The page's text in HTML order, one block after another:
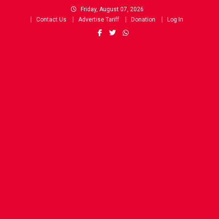
Friday, August 07, 2026
Contact Us
Advertise Tariff Donation Log In